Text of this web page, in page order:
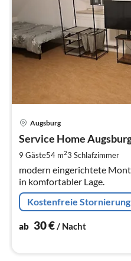
Augsburg
Service Home
9 Gäste54 m23 Schlafzimmer
modern eingerichtete
in komfortabler Lage.
Kostenfreie Stornierung
ab 30€/ Nacht